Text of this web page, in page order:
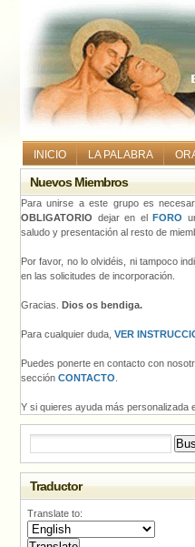
INICIO LA PALABRA
Nuevos Miembros
Para unirse a este grupo es
OBLIGATORIO dejar en el FORO
saludo y presentación al resto de
Por favor, no lo olvidéis, ni tampoco
en las solicitudes de incorporación.
Gracias. Dios os bendiga.
Para cualquier duda, VER
Puedes ponerte en contacto con
sección CONTACTO
Y si quieres ayuda más personalizada
Traductor
Translate to: